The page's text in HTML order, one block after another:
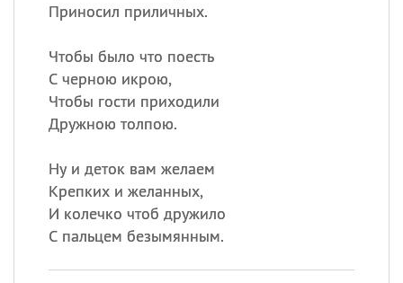
Приносил приличных.
Чтобы было что поесть
С черною икрою,
Чтобы гости приходили
Дружною толпою.
Ну и деток вам желаем
Крепких и желанных,
И колечко чтоб дружило
С пальцем безымянным.